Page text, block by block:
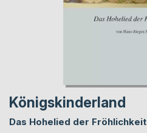
Königskinderland
Das Hohelied der Fröhlichkeit